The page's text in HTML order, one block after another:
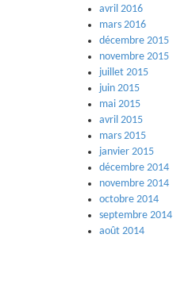
avril 2016
mars 2016
décembre 2015
novembre 2015
juillet 2015
juin 2015
mai 2015
avril 2015
mars 2015
janvier 2015
décembre 2014
novembre 2014
octobre 2014
septembre 2014
août 2014